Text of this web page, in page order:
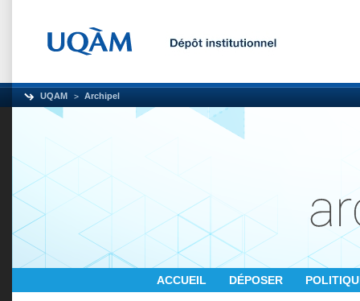
UQAM Archipel
ACCUEIL DÉPOSER